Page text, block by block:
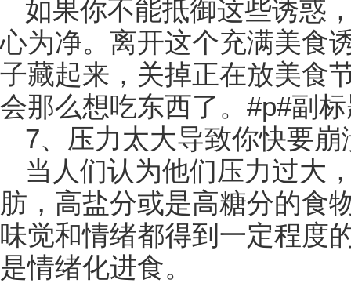
如果你不能抵御这些诱惑
心为净。离开这个充满美食
子藏起来，关掉正在放美食
会那么想吃东西了。#p#副
7、压力太大导致你快要崩
当人们认为他们压力过大
肪，高盐分或是高糖分的食
味觉和情绪都得到一定程度
是情绪化进食。